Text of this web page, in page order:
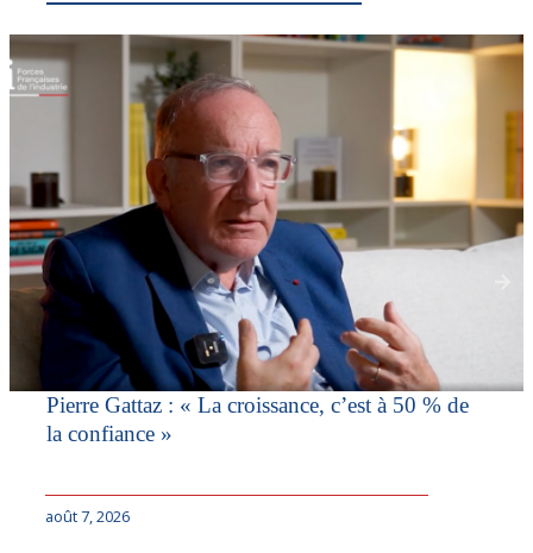
Pierre Gattaz : « La croissance, c’est à 50 % de
la confiance »
août 7, 2026